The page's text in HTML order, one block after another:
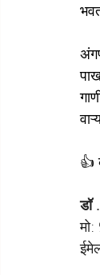
👍
डॉ